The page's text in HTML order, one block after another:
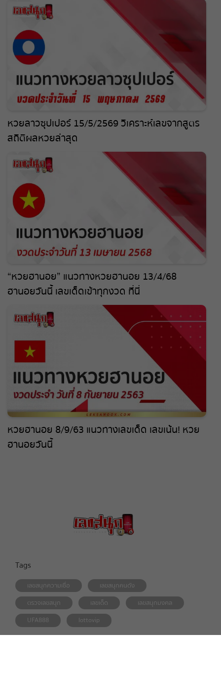
หวยลาวซุปเปอร์ 15/5/2569 วิเคราะห์เลขจากสูตร
สถิติผลหวยล่าสุด
“หวยฮานอย” แนวทางหวยฮานอย 13/4/68
ฮานอยวันนี้ เลขเด็ดเข้าทุกงวด ที่นี่
หวยฮานอย 8/9/63 แนวทางเลขเด็ด เลขเน้น! หวย
ฮานอยวันนี้
Tags
เลขสนุกความเชื่อ
เลขสนุกคนดัง
ตรวจเลขสนุก
เลขเด็ด
เลขสนุกมงคล
UFA888
lottovip